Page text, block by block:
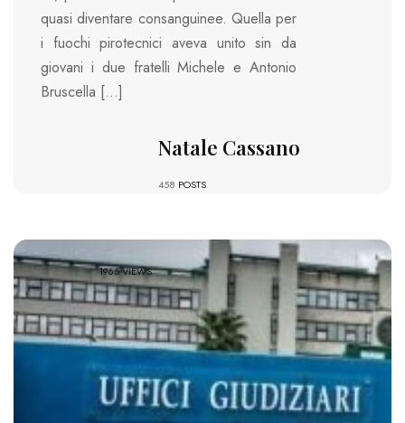
quasi diventare consanguinee. Quella per
i fuochi pirotecnici aveva unito sin da
giovani i due fratelli Michele e Antonio
Bruscella […]
Natale Cassano
458 POSTS
1965 VIEWS